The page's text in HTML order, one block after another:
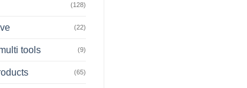
(128)
(22)
tools (9)
(65)